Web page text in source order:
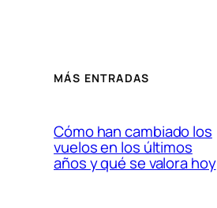
MÁS ENTRADAS
Cómo han cambiado los
vuelos en los últimos
años y qué se valora hoy